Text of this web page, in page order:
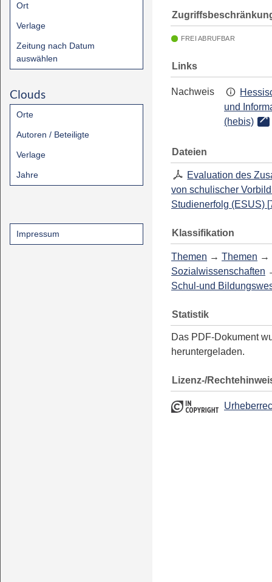
Ort
Verlage
Zeitung nach Datum
auswählen
Clouds
Orte
Autoren / Beteiligte
Verlage
Jahre
Impressum
FREI ABRUFBAR
Links
Nachweis
und
(hebis)
Dateien
Evaluation des
von schulischer
Studienerfolg (ESUS) [
Klassifikation
Themen → Themen →
Sozialwissenschaften
Schul-und
Statistik
Das PDF-Dokument
heruntergeladen.
Lizenz-/